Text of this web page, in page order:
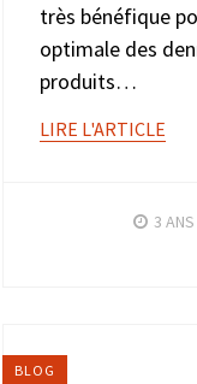
très bénéfique
optimale des
produits…
LIRE L'ARTICLE
3 ANS
BLOG